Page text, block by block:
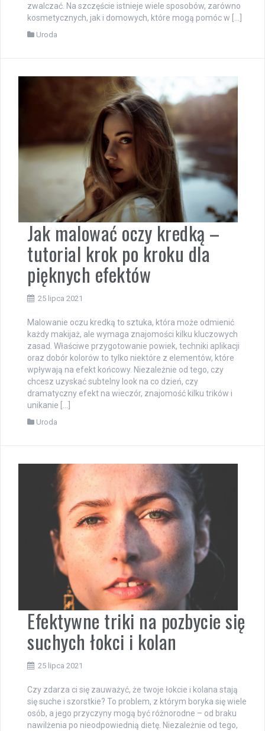
zwalczać. Na szczęście istnieje wiele sposobów, zarówno
kosmetycznych, jak i domowych, które mogą pomóc w […]
Uroda
Jak malować oczy kredką –
tutorial krok po kroku dla
pięknych efektów
25 lipca 2021
Malowanie oczu kredką to sztuka, która może odmienić
każdy makijaż, ale wymaga znajomości kilku kluczowych
zasad. Właściwe przygotowanie powiek, techniki aplikacji
oraz dobór kolorów to tylko niektóre z elementów, które
wpływają na efekt końcowy. Niezależnie od tego, czy
chcesz uzyskać subtelny look na co dzień, czy
dramatyczny efekt na wieczór, znajomość kilku trików i
unikanie […]
Uroda
Efektywne triki na pozbycie się
suchych łokci i kolan
25 lipca 2021
Czy zdarza ci się zauważyć, że twoje łokcie i kolana stają
się suche i szorstkie? To problem, z którym boryka się wiele
osób, a jego przyczyny mogą być różnorodne – od braku
nawilżenia po nieodpowiednią dietę. Niezależnie od tego,